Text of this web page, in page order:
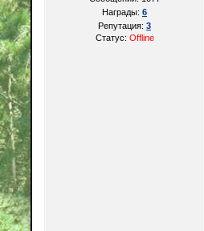
Награды: 6
Репутация: 3
Статус: Offline